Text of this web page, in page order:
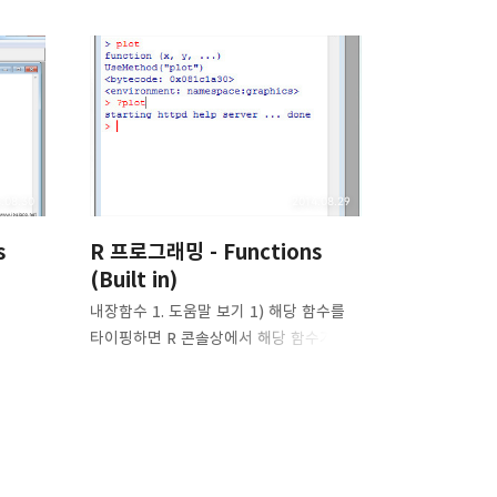
은
R 프로그래밍 - Functions
(Built in)
2014.08.29
내장함수 1. 도움말 보기 1) 해당 함수를
타이핑하면 R 콘솔상에서 해당 함수가